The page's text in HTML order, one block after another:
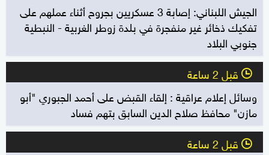
الجيش اللبناني: إصابة 3 عسكريين بجروح أثناء عملهم على
تفكيك ذخائر غير منفجرة في بلدة زوطر الغربية - النبطية
جنوبي البلاد
l قبل 2 ساعة
وسائل إعلام عراقية : إلقاء القبض على أحمد الجبوري "أبو
مازن" محافظ صلاح الدين السابق بتهم فساد
l قبل 2 ساعة